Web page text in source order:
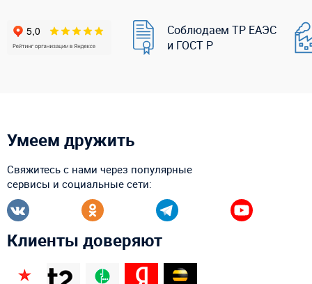
Соблюдаем ТР ЕАЭС
и ГОСТ Р
Умеем дружить
Свяжитесь с нами через популярные
сервисы и социальные сети:
Клиенты доверяют